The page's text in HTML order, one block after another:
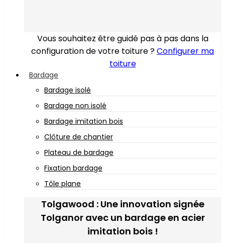
Vous souhaitez être guidé pas à pas dans la
configuration de votre toiture ?Configurer ma
toiture
Bardage
Bardage isolé
Bardage non isolé
Bardage imitation bois
Clôture de chantier
Plateau de bardage
Fixation bardage
Tôle plane
Tolgawood : Une innovation signée
Tolganor avec un bardage en acier
imitation bois !